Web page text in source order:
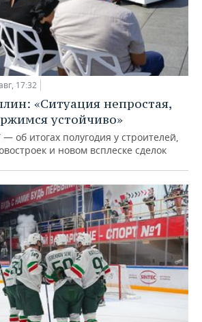
17:32
«Ситуация непростая,
устойчиво»
об итогах полугодия у строителей,
и новом всплеске сделок